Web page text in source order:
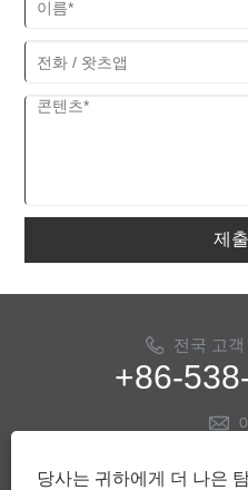
제
전국 고
+86-
당사는 귀하에게 더 나은